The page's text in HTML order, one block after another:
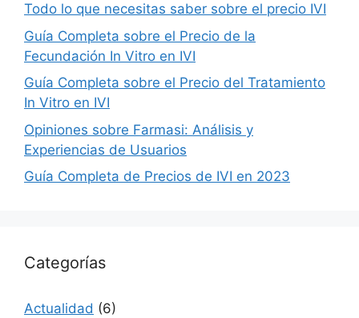
Todo lo que necesitas saber sobre el precio IVI
Guía Completa sobre el Precio de la
Fecundación In Vitro en IVI
Guía Completa sobre el Precio del Tratamiento
In Vitro en IVI
Opiniones sobre Farmasi: Análisis y
Experiencias de Usuarios
Guía Completa de Precios de IVI en 2023
Categorías
Actualidad (6)